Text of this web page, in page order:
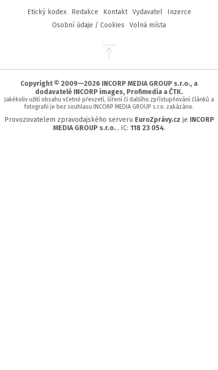
Etický kodex Redakce Kontakt Vydavatel
Inzerce
Osobní údaje / Cookies
Volná místa
Přejít
stránky
Copyright © 2009—2026 INCORP MEDIA GROUP s.r.o., a
dodavatelé INCORP images, Profimedia a ČTK.
Jakékoliv užití obsahu včetně převzetí, šíření či dalšího zpřístupňování článků a
fotografií je bez souhlasu INCORP MEDIA GROUP s.r.o. zakázáno.
Provozovatelem zpravodajského serveru EuroZprávy.cz je INCORP
MEDIA GROUP s.r.o. , IC: 118 23 054.